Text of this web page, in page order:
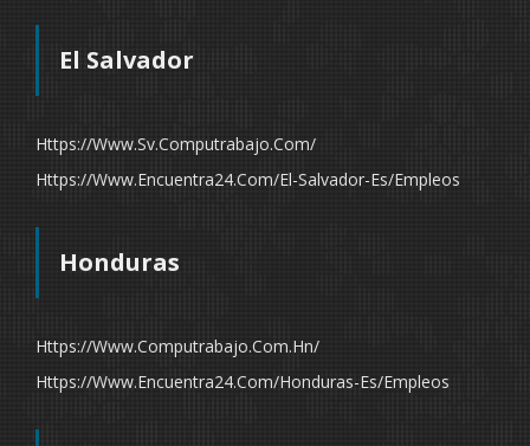
El Salvador
Https://www.sv.computrabajo.com/
Https://www.encuentra24.com/el-Salvador-Es/empleos
Honduras
Https://www.computrabajo.com.hn/
Https://www.encuentra24.com/honduras-Es/empleos